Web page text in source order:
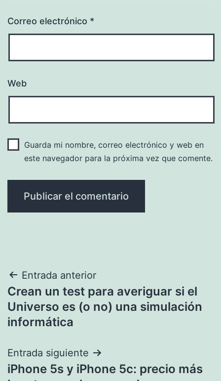
Correo electrónico *
Web
Guarda mi nombre, correo electrónico y web en
este navegador para la próxima vez que comente.
Navegación
de
entradas
Entrada anterior
Crean un test para averiguar si el
Universo es (o no) una simulación
informática
Entrada siguiente
iPhone 5s y iPhone 5c: precio más